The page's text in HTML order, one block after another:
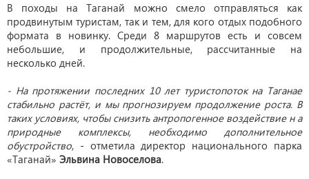
В походы на Таганай можно смело отправляться как
продвинутым туристам, так и тем, для кого отдых подобного
формата в новинку. Среди 8 маршрутов есть и совсем
небольшие, и продолжительные, рассчитанные на
несколько дней.
- На протяжении последних 10 лет туристопоток на Таганае
стабильно растёт, и мы прогнозируем продолжение роста. В
таких условиях, чтобы снизить антропогенное воздействие н а
природные комплексы, необходимо дополнительное
обустройство, - отметила директор национального парка
«Таганай» Эльвина Новоселова.